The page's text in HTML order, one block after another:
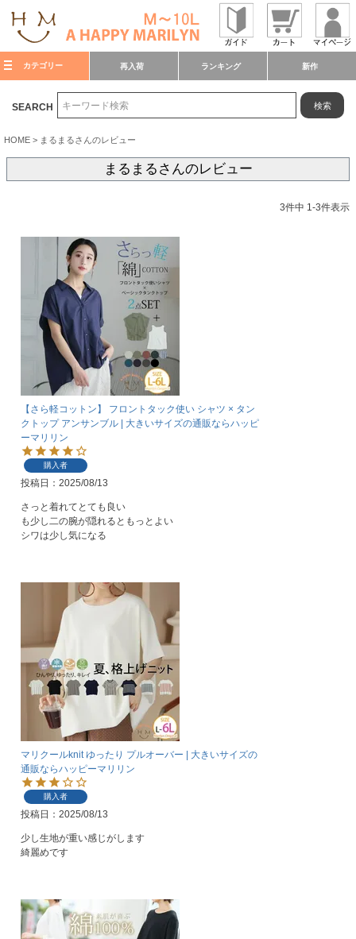
カテゴリー 再入荷 ランキング 新作
SEARCH 検索
HOME まるまるさんのレビュー
まるまるさんのレビュー
3件中 1-3件表示
【さら軽コットン】 フロントタック使い シャツ × タン
クトップ アンサンブル | 大きいサイズの通販ならハッピ
ーマリリン
購入者
投稿日 2025/08/13
さっと着れてとても良い
も少し二の腕が隠れるともっとよい
シワは少し気になる
マリクールknit ゆったり プルオーバー | 大きいサイズの
通販ならハッピーマリリン
購入者
投稿日 2025/08/13
少し生地が重い感じがします
綺麗めです